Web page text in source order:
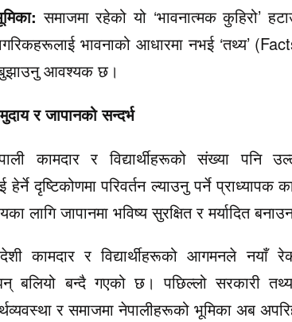
समाजमा रहेको यो ‘भावनात्मक कुहिरो’
नागरिकहरूलाई भावनाको आधारमा नभई ‘तथ्य’
आवश्यक छ।
र जापानको सन्दर्भ
कामदार र विद्यार्थीहरूको संख्या
हेर्ने दृष्टिकोणमा परिवर्तन ल्याउनु पर्ने
लागि जापानमा भविष्य सुरक्षित र मर्यादित
कामदार र विद्यार्थीहरूको आगमनले नयाँ
बलियो बन्दै गएको छ। पछिल्लो सरकारी
र समाजमा नेपालीहरूको भूमिका अब